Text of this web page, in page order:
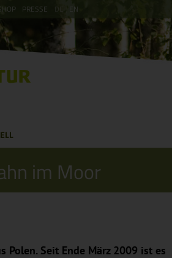
PRESSE EN
im Moor
Polen. Seit Ende März 2009 ist es